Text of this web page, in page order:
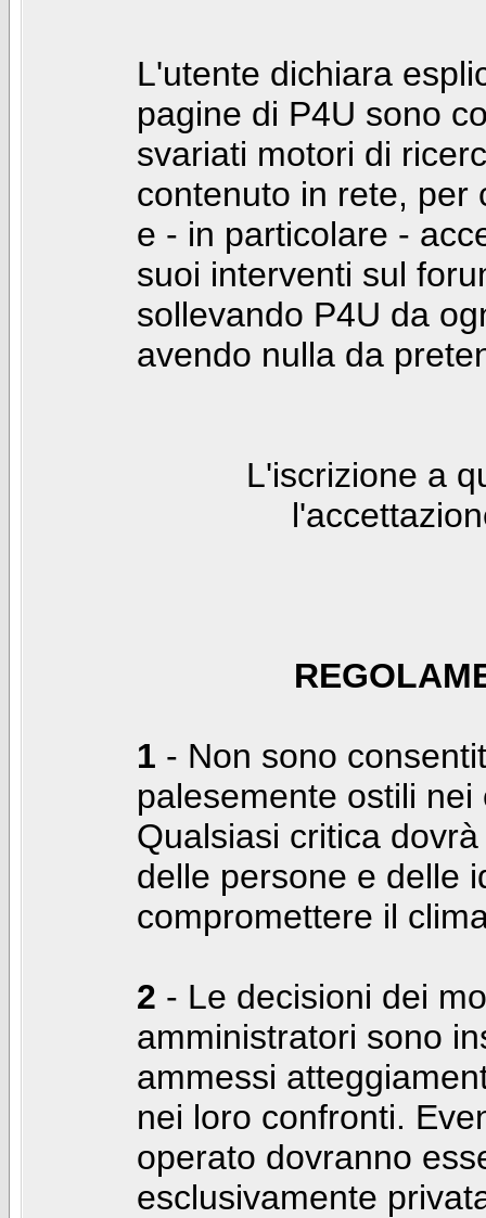
L'utente dichiara
pagine di P4U sono
svariati motori di
contenuto in rete, per
e - in particolare -
suoi interventi sul
sollevando P4U da
avendo nulla da
L'iscrizione a
1 - Non sono
palesemente ostili
Qualsiasi critica
delle persone e delle
compromettere il
2 - Le decisioni dei
amministratori sono
ammessi
nei loro confronti.
operato dovranno
esclusivamente